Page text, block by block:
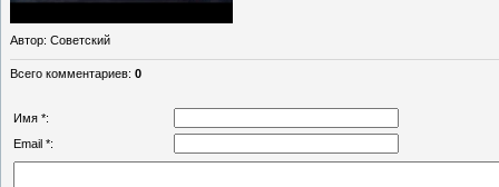
Автор: Советский
Всего комментариев: 0
Имя *:
Email *: